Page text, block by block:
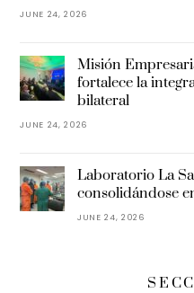
JUNE 24, 2026
Misión
fortalece la
bilateral
JUNE 24, 2026
Laboratorio La
consolidándose
JUNE 24, 2026